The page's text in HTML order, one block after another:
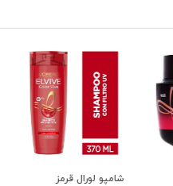
شامپو لورال قرمز